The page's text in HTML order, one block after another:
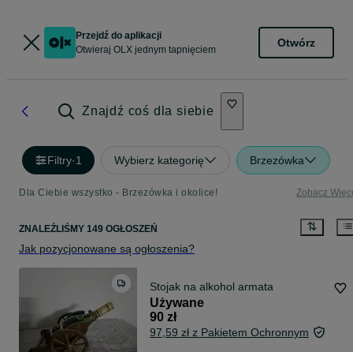
Przejdź do aplikacji
Otwieraj OLX jednym tapnięciem
Otwórz
Znajdź coś dla siebie
Filtry·1 Wybierz kategorię Brzezówka
Dla Ciebie wszystko - Brzezówka i okolice! Zobacz
ZNALEŹLIŚMY 149 OGŁOSZEŃ
Jak pozycjonowane są ogłoszenia?
Stojak na alkohol armata
Używane
90 zł
97,59 zł z Pakietem Ochronnym